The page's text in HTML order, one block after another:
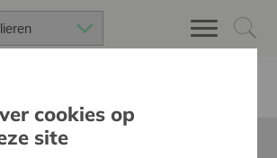
is niet vertaald in het Nederlands
cookies op
site